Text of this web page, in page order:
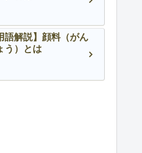
語解説】顔料（がん
う）とは